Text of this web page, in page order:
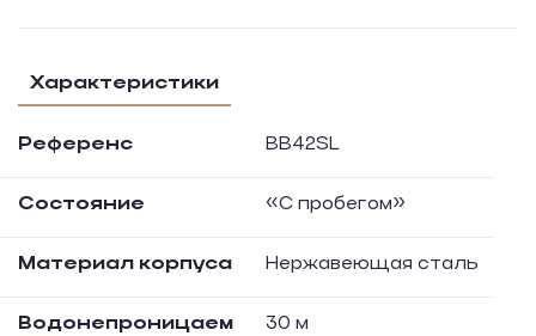
Характеристики
Референс BB42SL
Состояние «С пробегом»
Материал корпуса Нержавеющая сталь
Водонепроницаем
30 м